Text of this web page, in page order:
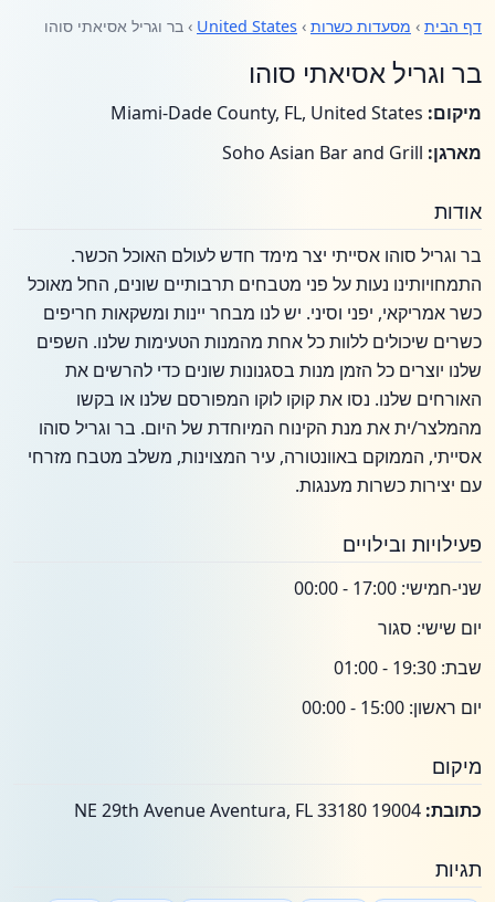
דף הבית › מסעדות כשרות ›
United States › בר וגריל אסיאתי סוהו
בר וגריל אסיאתי סוהו
מיקום:
מארגן:
אודות
בר וגריל סוהו אסייתי יצר מימד חדש לעולם האוכל הכשר.
התמחויותינו נעות על פני מטבחים תרבותיים שונים, החל מאוכל
כשר אמריקאי, יפני וסיני. יש לנו מבחר יינות ומשקאות חריפים
כשרים שיכולים ללוות כל אחת מהמנות הטעימות שלנו. השפים
שלנו יוצרים כל הזמן מנות בסגנונות שונים כדי להרשים את
האורחים שלנו. נסו את קוקו לוקו המפורסם שלנו או בקשו
מהמלצר/ית את מנת הקינוח המיוחדת של היום. בר וגריל סוהו
אסייתי, הממוקם באוונטורה, עיר המצוינות, משלב מטבח מזרחי
עם יצירות כשרות מענגות.
פעילויות ובילויים
שני-חמישי: 17:00 - 00:00
יום שישי: סגור
שבת: 19:30 - 01:00
יום ראשון: 15:00 - 00:00
מיקום
כתובת:
תגיות